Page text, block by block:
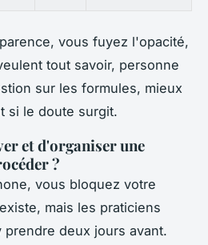
vous fuyez l'opacité,
tout savoir, personne
sur les formules, mieux
si le doute surgit.
et d'organiser une
?
vous bloquez votre
mais les praticiens
deux jours avant.